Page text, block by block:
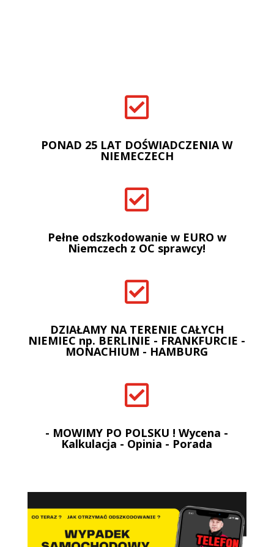

PONAD 25 LAT DOŚWIADCZENIA W
NIEMECZECH

Pełne odszkodowanie w EURO w
Niemczech z OC sprawcy!

DZIAŁAMY NA TERENIE CAŁYCH
NIEMIEC np. BERLINIE - FRANKFURCIE -
MONACHIUM - HAMBURG

- MOWIMY PO POLSKU ! Wycena -
Kalkulacja - Opinia - Porada